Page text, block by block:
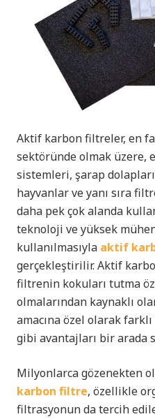
Aktif karbon filtreler, en
sektöründe olmak üzere,
sistemleri, şarap
hayvanlar ve yanı sıra
daha pek çok alanda
teknoloji ve yüksek
kullanılmasıyla aktif
gerçekleştirilir. Aktif
filtrenin kokuları tutma
olmalarından kaynaklı
amacına özel olarak
gibi avantajları bir arada
Milyonlarca gözenekten
karbon filtre, özellikle
filtrasyonun da tercih